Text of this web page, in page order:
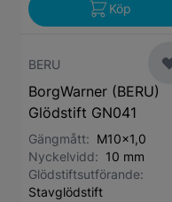
Köp
BERU
BorgWarner (BERU)
Glödstift GN041
Gängmått: M10x1,0
Nyckelvidd: 10 mm
Glödstiftsutförande:
Stavglödstift